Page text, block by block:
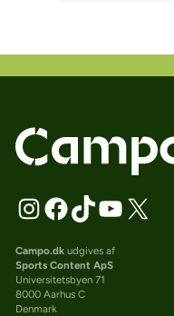
Campo.dkudgives af
Sports Content ApS
Universitetsbyen 71
8000 Aarhus C
Denmark